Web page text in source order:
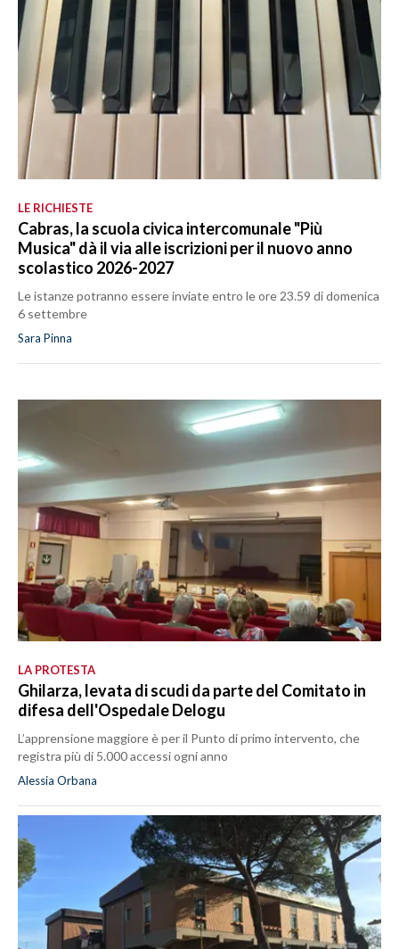
LE RICHIESTE
Cabras, la scuola civica intercomunale "Più
Musica" dà il via alle iscrizioni per il nuovo anno
scolastico 2026-2027
Le istanze potranno essere inviate entro le ore 23.59 di domenica
6 settembre
Sara Pinna
LA PROTESTA
Ghilarza, levata di scudi da parte del Comitato in
difesa dell'Ospedale Delogu
L’apprensione maggiore è per il Punto di primo intervento, che
registra più di 5.000 accessi ogni anno
Alessia Orbana